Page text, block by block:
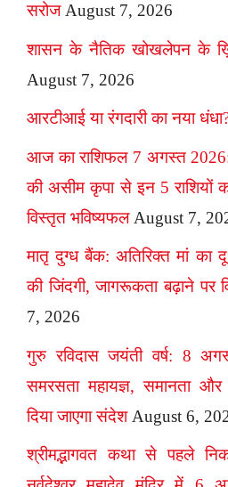
सरोज August 7, 2026
शासन के नैतिक खोखलेपन के
August 7, 2026
आरटीआई या रंगदारी का नया
आज का राशिफल 7 अगस्त 2026:
की असीम कृपा से इन 5 राशियों
विस्तृत भविष्यफल August 7,
मातृ दुग्ध बैंक: अतिरिक्त मां का
की जिंदगी, जागरूकता बढ़ाने पर
7, 2026
गुरु रविदास जयंती वर्ष: 8
समरसता महायज्ञ, समानता
दिया जाएगा संदेश August 6,
श्रीमद्भागवत कथा से पहले